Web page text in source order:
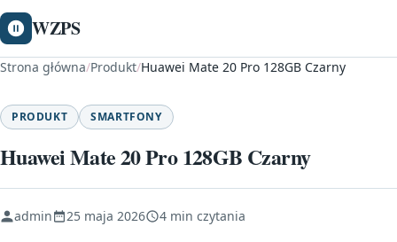
WZPS
Strona główna/Produkt/Huawei Mate 20 Pro 128GB Czarny
PRODUKT SMARTFONY
Huawei Mate 20 Pro 128GB Czarny
admin 25 maja 2026 4 min czytania